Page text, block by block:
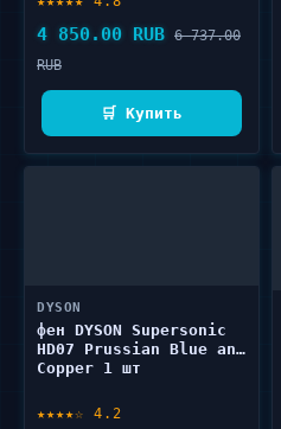
4 850.00 RUB 6 737.00
RUB
🛒 Купить
DYSON
фен DYSON Supersonic
HD07 Prussian Blue and
Copper 1 шт
★★★★☆ 4.2